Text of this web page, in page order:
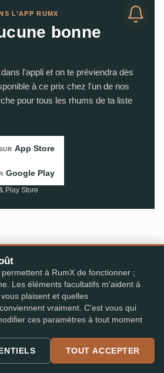
L’APP RUMX
bonne
l'appli et on te préviendra dès
à ce prix chez l'un de nos
pour tous les rhums de ta liste
App Store
Google Play
Play Store
à RumX de fonctionner ;
Les éléments facultatifs m'aident à
plaisent et quelles
vraiment. C'est vous qui
ces paramètres à tout moment
TOUT ACCEPTER